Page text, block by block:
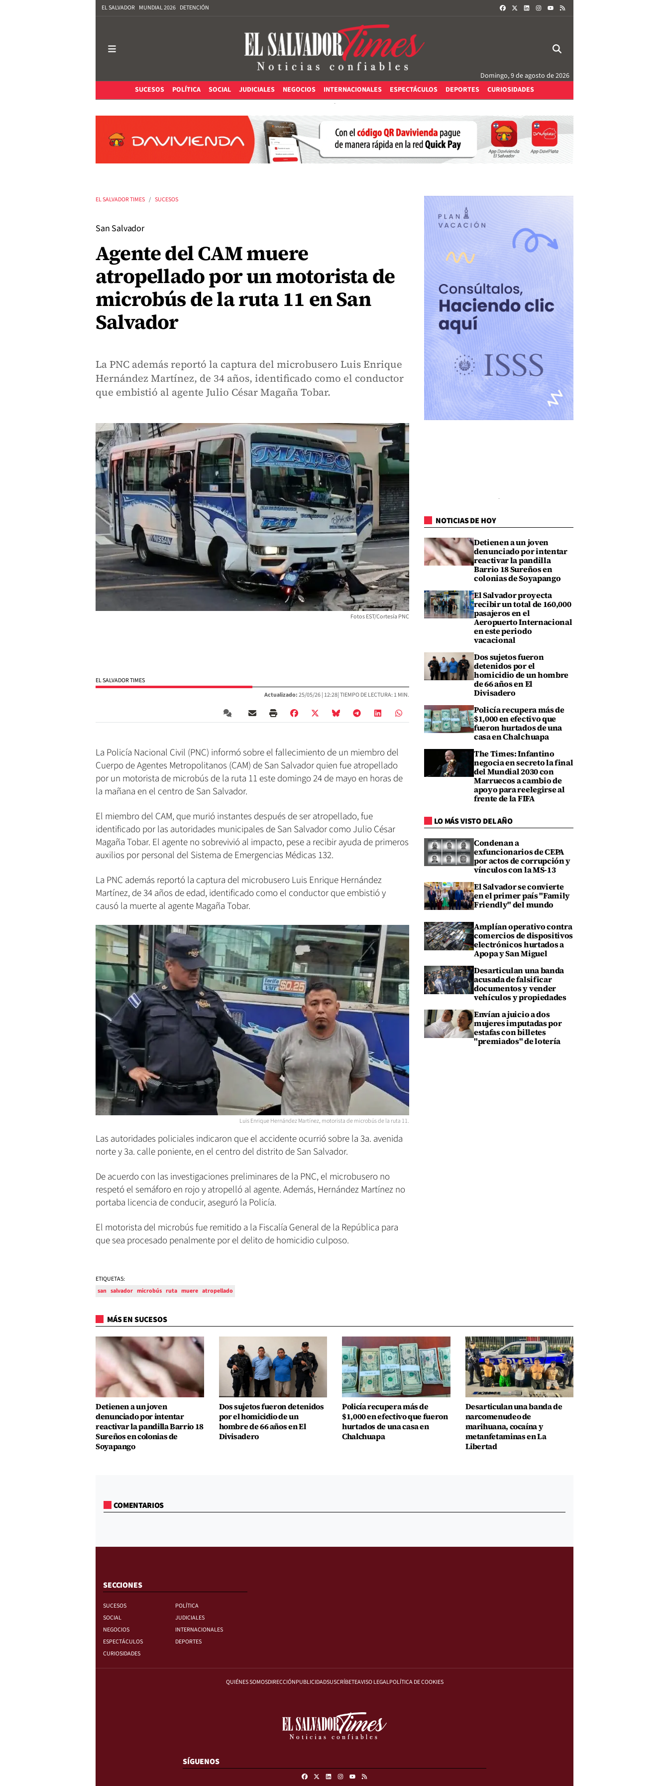
EL SALVADOR MUNDIAL 2026 DETENCIÓN FACEBOOKLINKEDININSTAGRAM
Domingo, 9 de agosto de 2026
SUCESOS
POLÍTICA SOCIAL JUDICIALES NEGOCIOS INTERNACIONALES ESPECTÁCULOS DEPORTES CURIOSIDADES
EL SALVADOR TIMES SUCESOS
San Salvador
Agente del CAM muere
atropellado por un motorista de
microbús de la ruta 11 en San
Salvador
La PNC además reportó la captura del microbusero Luis Enrique
Hernández Martínez, de 34 años, identificado como el conductor
que embistió al agente Julio César Magaña Tobar.
Fotos EST/Cortesía PNC
EL SALVADOR TIMES
Actualizado:25/05/26 | 12:28| TIEMPO DE LECTURA: 1 MIN.
La Policía Nacional Civil (PNC) informó sobre el fallecimiento de un miembro del
Cuerpo de Agentes Metropolitanos (CAM) de San Salvador quien fue atropellado
por un motorista de microbús de la ruta 11 este domingo 24 de mayo en horas de
la mañana en el centro de San Salvador.
El miembro del CAM, que murió instantes después de ser atropellado, fue
identificado por las autoridades municipales de San Salvador como Julio César
Magaña Tobar. El agente no sobrevivió al impacto, pese a recibir ayuda de primeros
auxilios por personal del Sistema de Emergencias Médicas 132.
La PNC además reportó la captura del microbusero Luis Enrique Hernández
Martínez, de 34 años de edad, identificado como el conductor que embistió y
causó la muerte al agente Magaña Tobar.
Luis Enrique Hernández Martínez, motorista de microbús de la ruta 11.
Las autoridades policiales indicaron que el accidente ocurrió sobre la 3a. avenida
norte y 3a. calle poniente, en el centro del distrito de San Salvador.
De acuerdo con las investigaciones preliminares de la PNC, el microbusero no
respetó el semáforo en rojo y atropelló al agente. Además, Hernández Martínez no
portaba licencia de conducir, aseguró la Policía.
El motorista del microbús fue remitido a la Fiscalía General de la República para
que sea procesado penalmente por el delito de homicidio culposo.
ETIQUETAS:
san salvador microbús ruta muere atropellado
NOTICIAS DE HOY
Detienen a un joven
denunciado por intentar
reactivar la pandilla
Barrio 18 Sureños en
colonias de Soyapango
El Salvador proyecta
recibir un total de 160,000
pasajeros en el
Aeropuerto Internacional
en este periodo
vacacional
Dos sujetos fueron
detenidos por el
homicidio de un hombre
de 66 años en El
Divisadero
Policía recupera más de
$1,000 en efectivo que
fueron hurtados de una
casa en Chalchuapa
The Times: Infantino
negocia en secreto la final
del Mundial 2030 con
Marruecos a cambio de
apoyo para reelegirse al
frente de la FIFA
LO MÁS VISTO DEL AÑO
Condenan a
exfuncionarios de CEPA
por actos de corrupción y
vínculos con la MS-13
El Salvador se convierte
en el primer país "Family
Friendly" del mundo
Amplían operativo contra
comercios de dispositivos
electrónicos hurtados a
Apopa y San Miguel
Desarticulan una banda
acusada de falsificar
documentos y vender
vehículos y propiedades
Envían a juicio a dos
mujeres imputadas por
estafas con billetes
"premiados" de lotería
MÁS EN SUCESOS
Detienen a un joven
denunciado por intentar
reactivar la pandilla Barrio 18
Sureños en colonias de
Soyapango
Dos sujetos fueron detenidos
por el homicidio de un
hombre de 66 años en El
Divisadero
Policía recupera más de
$1,000 en efectivo que fueron
hurtados de una casa en
Chalchuapa
Desarticulan una banda de
narcomenudeo de
marihuana, cocaína y
metanfetaminas en La
Libertad
COMENTARIOS
SECCIONES
SUCESOS
POLÍTICA
SOCIAL
JUDICIALES
NEGOCIOS
INTERNACIONALES
ESPECTÁCULOS
DEPORTES
CURIOSIDADES
QUIÉNES SOMOSDIRECCIÓNPUBLICIDADSUSCRÍBETEAVISO LEGALPOLÍTICA DE COOKIES
SÍGUENOS
FacebookLinkedinInstagram